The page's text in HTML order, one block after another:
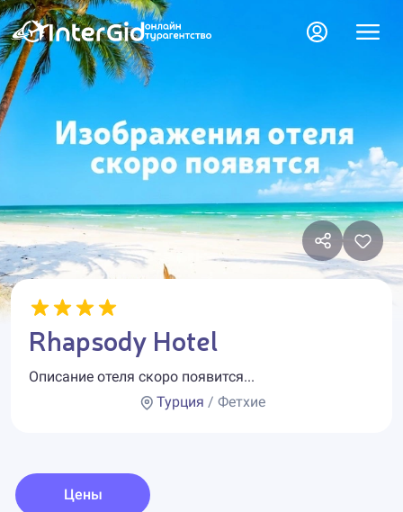
Rhapsody Hotel
Описание отеля скоро появится...
Турция / Фетхие
Цены